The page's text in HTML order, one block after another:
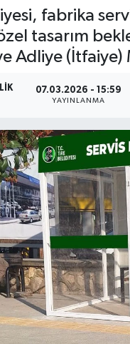
fabrika
tasarım
Adliye
07.03.2026 - 15:59
YAYINLANMA